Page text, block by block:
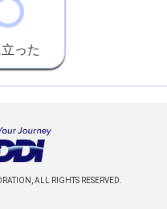
った
ALL RIGHTS RESERVED.